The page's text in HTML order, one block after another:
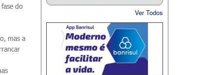
do
mas a
Ver Todos